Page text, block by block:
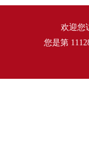
欢迎您
您是第